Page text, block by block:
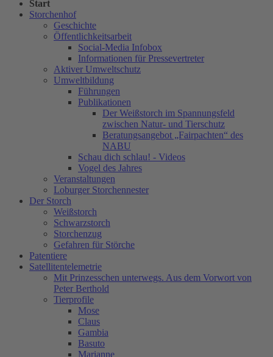
Start
Storchenhof
Geschichte
Öffentlichkeitsarbeit
Social-Media Infobox
Informationen für Pressevertreter
Aktiver Umweltschutz
Umweltbildung
Führungen
Publikationen
Der Weißstorch im Spannungsfeld
zwischen Natur- und Tierschutz
Beratungsangebot „Fairpachten“ des
NABU
Schau dich schlau! - Videos
Vogel des Jahres
Veranstaltungen
Loburger Storchennester
Der Storch
Weißstorch
Schwarzstorch
Storchenzug
Gefahren für Störche
Patentiere
Satellitentelemetrie
Mit Prinzesschen unterwegs. Aus dem Vorwort von
Peter Berthold
Tierprofile
Mose
Claus
Gambia
Basuto
Marianne